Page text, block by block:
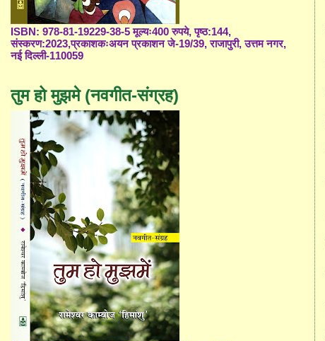
ISBN: 978-81-19229-38-5 मूल्यः400 रुपये, पृष्ठ:144,
संस्करण:2023,प्रकाशकःअयन प्रकाशन जे-19/39, राजापुरी, उत्तम नगर,
नई दिल्ली-110059
तुम हो मुझमे (नवगीत-संग्रह)